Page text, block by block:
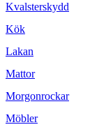
Kvalsterskydd
Kök
Lakan
Mattor
Morgonrockar
Möbler